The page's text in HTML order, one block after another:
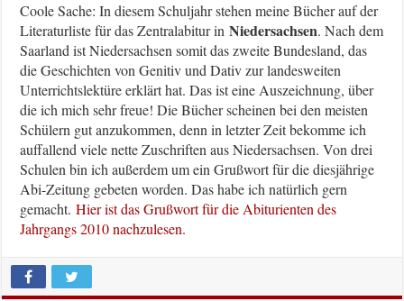
Coole Sache: In diesem Schuljahr stehen meine Bücher auf der
Literaturliste für das Zentralabitur inNiedersachsen. Nach dem
Saarland ist Niedersachsen somit das zweite Bundesland, das
die Geschichten von Genitiv und Dativ zur landesweiten
Unterrichtslektüre erklärt hat. Das ist eine Auszeichnung, über
die ich mich sehr freue! Die Bücher scheinen bei den meisten
Schülern gut anzukommen, denn in letzter Zeit bekomme ich
auffallend viele nette Zuschriften aus Niedersachsen. Von drei
Schulen bin ich außerdem um ein Grußwort für die diesjährige
Abi-Zeitung gebeten worden. Das habe ich natürlich gern
gemacht.Hier ist das Grußwort für die Abiturienten des
Jahrgangs 2010 nachzulesen.